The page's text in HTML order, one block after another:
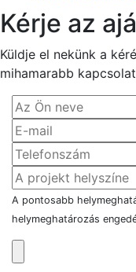
Kérje az
Küldje el nekünk a
mihamarabb
A pontosabb
helymeghatározás